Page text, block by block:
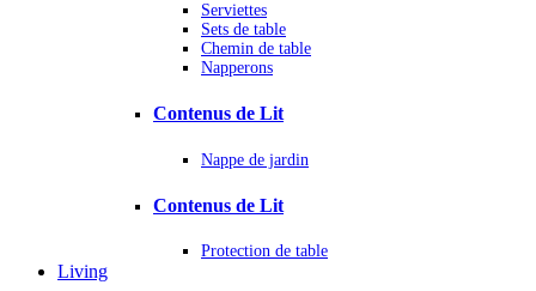
Serviettes
Sets de table
Chemin de table
Napperons
Contenus de Lit
Nappe de jardin
Contenus de Lit
Protection de table
Living